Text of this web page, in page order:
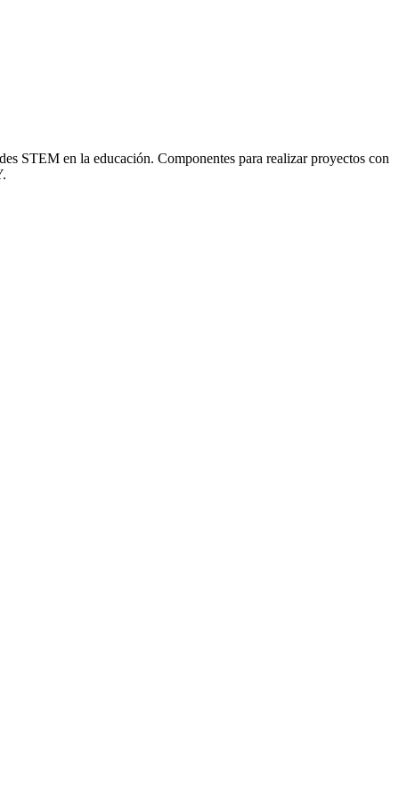
STEM en la educación. Componentes para realizar proyectos con